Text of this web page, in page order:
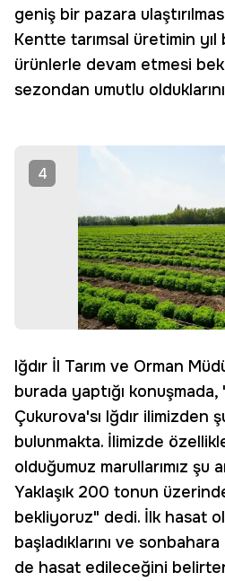
geniş bir pazara
Kentte tarımsal üretimin yıl
ürünlerle devam etmesi
sezondan umutlu
4
Iğdır İl Tarım ve Orman
burada yaptığı
Çukurova'sı Iğdır ilimizden
bulunmakta. İlimizde
olduğumuz marullarımız şu
Yaklaşık 200 tonun
bekliyoruz" dedi. İlk hasat
başladıklarını ve
de hasat edileceğini